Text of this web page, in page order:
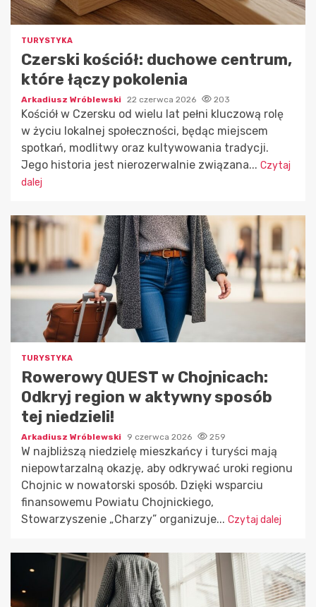
TURYSTYKA
Czerski kościół: duchowe centrum,
które łączy pokolenia
Arkadiusz Wróblewski 22 czerwca 2026 203
Kościół w Czersku od wielu lat pełni kluczową rolę
w życiu lokalnej społeczności, będąc miejscem
spotkań, modlitwy oraz kultywowania tradycji.
Jego historia jest nierozerwalnie związana... Czytaj
dalej
TURYSTYKA
Rowerowy QUEST w Chojnicach:
Odkryj region w aktywny sposób
tej niedzieli!
Arkadiusz Wróblewski 9 czerwca 2026 259
W najbliższą niedzielę mieszkańcy i turyści mają
niepowtarzalną okazję, aby odkrywać uroki regionu
Chojnic w nowatorski sposób. Dzięki wsparciu
finansowemu Powiatu Chojnickiego,
Stowarzyszenie „Charzy” organizuje... Czytaj dalej